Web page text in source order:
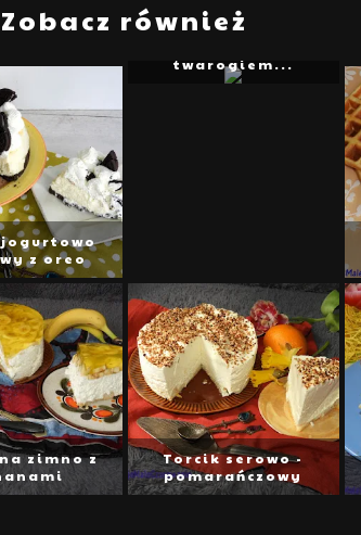
Zobacz również
z oreo
Soczniki - kruche
twarogiem...
zimno z
Torcik serowo -
pomarańczowy